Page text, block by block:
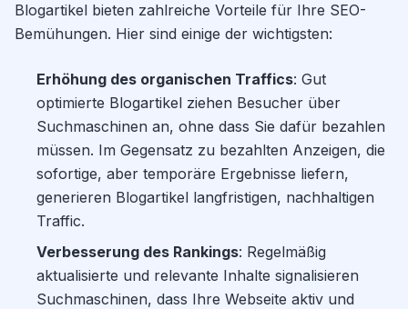
Blogartikel bieten zahlreiche Vorteile für Ihre SEO-
Bemühungen. Hier sind einige der wichtigsten:
Erhöhung des organischen Traffics: Gut
optimierte Blogartikel ziehen Besucher über
Suchmaschinen an, ohne dass Sie dafür bezahlen
müssen. Im Gegensatz zu bezahlten Anzeigen, die
sofortige, aber temporäre Ergebnisse liefern,
generieren Blogartikel langfristigen, nachhaltigen
Traffic.
Verbesserung des Rankings: Regelmäßig
aktualisierte und relevante Inhalte signalisieren
Suchmaschinen, dass Ihre Webseite aktiv und